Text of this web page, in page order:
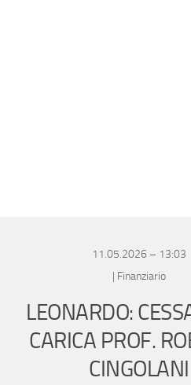
11.05.2026 – 13:03
| Finanziario
LEONARDO:
CARICA PROF.
CINGOLANI